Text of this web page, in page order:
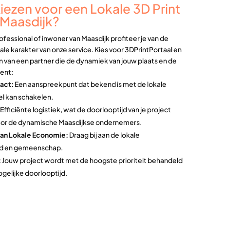
voor een Lokale 3D Print
of inwoner van Maasdijk profiteer je van de
karakter van onze service. Kies voor 3DPrintPortaal en
van een partner die de dynamiek van jouw plaats en de
Een aanspreekpunt dat bekend is met de lokale
kan schakelen.
Efficiënte logistiek, wat de doorlooptijd van je project
de dynamische Maasdijkse ondernemers.
Lokale Economie: Draag bij aan de lokale
en gemeenschap.
Jouw project wordt met de hoogste prioriteit behandeld
doorlooptijd.